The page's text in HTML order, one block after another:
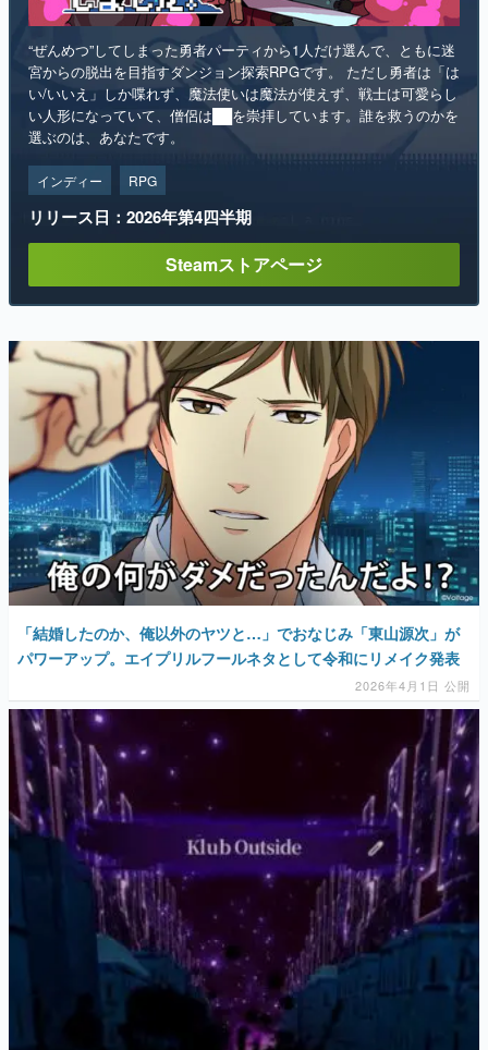
“ぜんめつ”してしまった勇者パーティから1人だけ選んで、ともに迷
宮からの脱出を目指すダンジョン探索RPGです。 ただし勇者は「は
い/いいえ」しか喋れず、魔法使いは魔法が使えず、戦士は可愛らし
い人形になっていて、僧侶は██を崇拝しています。誰を救うのかを
選ぶのは、あなたです。
インディー RPG
リリース日：2026年第4四半期
Steamストアページ
「結婚したのか、俺以外のヤツと…」でおなじみ「東山源次」が
パワーアップ。エイプリルフールネタとして令和にリメイク発表
2026年4月1日 公開